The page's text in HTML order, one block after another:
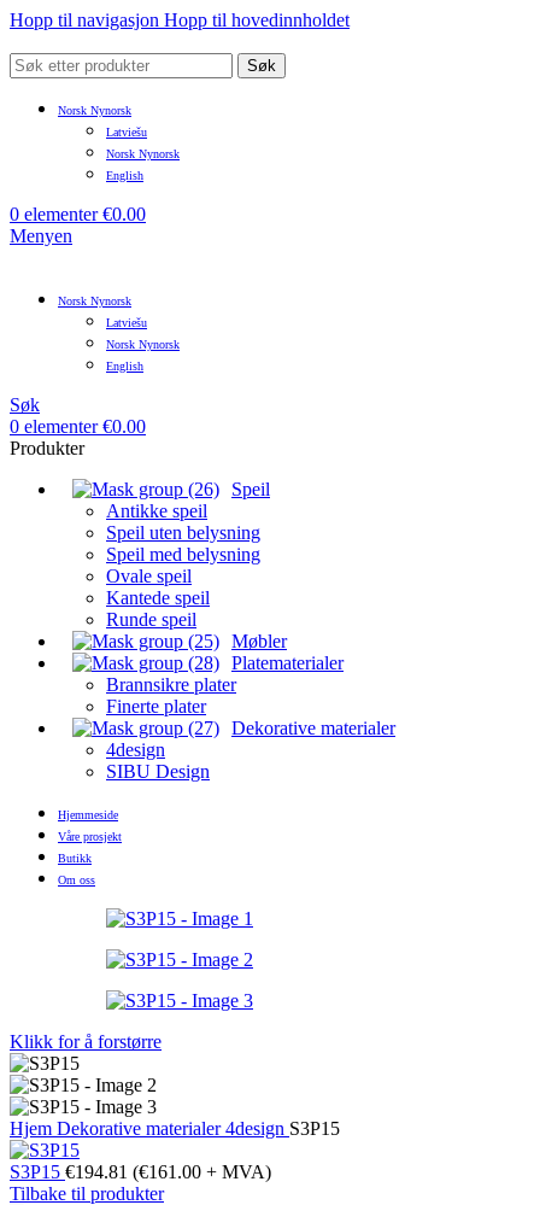
Hopp til navigasjon Hopp til hovedinnholdet
Søk
Norsk Nynorsk
Latviešu
Norsk Nynorsk
English
0 elementer €0.00
Menyen
Norsk Nynorsk
Latviešu
Norsk Nynorsk
English
Søk
0 elementer €0.00
Produkter
Speil
Antikke speil
Speil uten belysning
Speil med belysning
Ovale speil
Kantede speil
Runde speil
Møbler
Platematerialer
Brannsikre plater
Finerte plater
Dekorative materialer
4design
SIBU Design
Hjemmeside
Våre prosjekt
Butikk
Om oss
Klikk for å forstørre
Hjem Dekorative materialer4design S3P15
S3P15 €194.81 (€161.00 + MVA)
Tilbake til produkter